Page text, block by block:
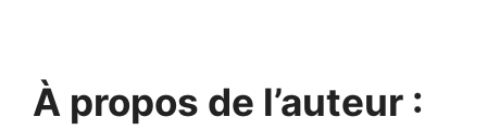
À propos de l’auteur :